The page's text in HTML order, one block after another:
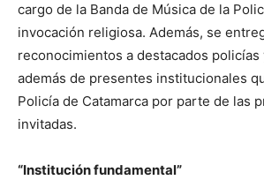
cargo de la Banda de Música de la
invocación religiosa. Además, se
reconocimientos a destacados policías
además de presentes institucionales
Policía de Catamarca por parte de las
invitadas.
“Institución fundamental”